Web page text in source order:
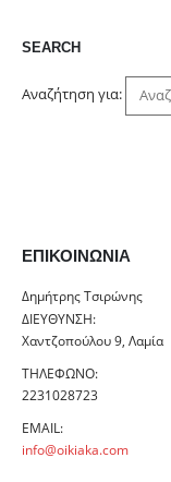
SEARCH
Αναζήτηση για:
ΕΠΙΚΟΙΝΩΝΊΑ
Δημήτρης Τσιρώνης
ΔΙΕΎΘΥΝΣΗ:
Χαντζοπούλου 9, Λαμία
ΤΗΛΈΦΩΝΟ:
2231028723
EMAIL:
info@oikiaka.com